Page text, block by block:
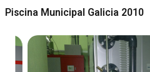
Piscina Municipal Galicia 2010